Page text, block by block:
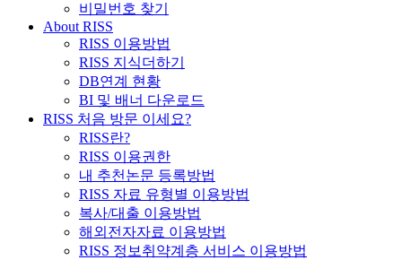
비밀번호 찾기
About RISS
RISS 이용방법
RISS 지식더하기
DB연계 현황
BI 및 배너 다운로드
RISS 처음 방문 이세요?
RISS란?
RISS 이용권한
내 추천논문 등록방법
RISS 자료 유형별 이용방법
복사/대출 이용방법
해외전자자료 이용방법
RISS 정보취약계층 서비스 이용방법